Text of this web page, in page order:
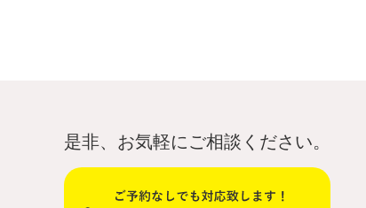
是非、お気軽にご相談ください。